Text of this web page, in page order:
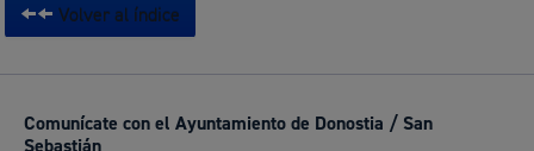
Volver al índice
Comunícate con el Ayuntamiento de Donostia / San